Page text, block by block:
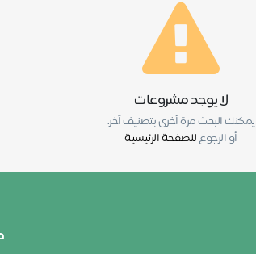
لا يوجد مشروعات
يمكنك البحث مرة أخرى بتصنيف آخر.
أو الرجوعللصفحة الرئيسية